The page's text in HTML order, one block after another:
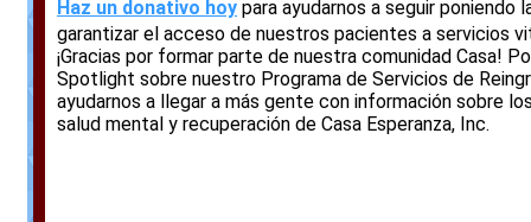
Haz un donativo hoy para ayudarnos a seguir poniendo
garantizar el acceso de nuestros pacientes a servicios
¡Gracias por formar parte de nuestra comunidad Casa!
Spotlight sobre nuestro Programa de Servicios de
ayudarnos a llegar a más gente con información sobre
salud mental y recuperación de Casa Esperanza, Inc.